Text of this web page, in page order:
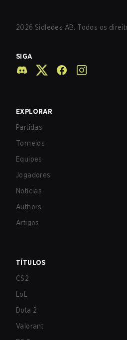
2026 Sidledes AB. Todos os
SIGA
EXPLORAR
Partidas
Torneios
Equipes
Jogadores
Notícias
Authors
Artigos
TÍTULOS
CS2
LoL
Dota 2
Valorant